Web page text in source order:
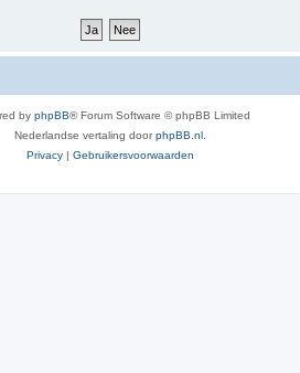
by phpBB® Forum Software © phpBB Limited
Nederlandse vertaling doorphpBB.nl
Privacy | Gebruikersvoorwaarden